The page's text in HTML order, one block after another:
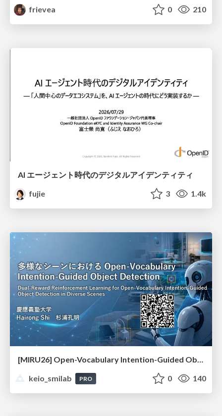
frievea
0 210
AI エージェント時代のデジタルアイデンティティ
fujie
3 1.4k
keio_smilab
PRO 0 140